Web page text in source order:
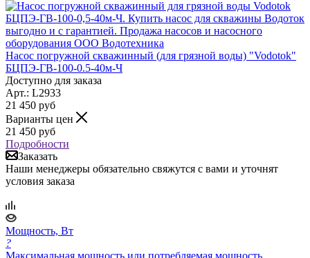
Насос погружной скважинный (для грязной воды) "Vodotok"
БЦПЭ-ГВ-100-0.5-40м-Ч
Доступно для заказа
Арт.: L2933
21 450 руб
Варианты цен
21 450 руб
Подробности
Заказать
Наши менеджеры обязательно свяжутся с вами и уточнят
условия заказа
Мощность, Вт
?
Максимальная мощность или потребляемая мощность